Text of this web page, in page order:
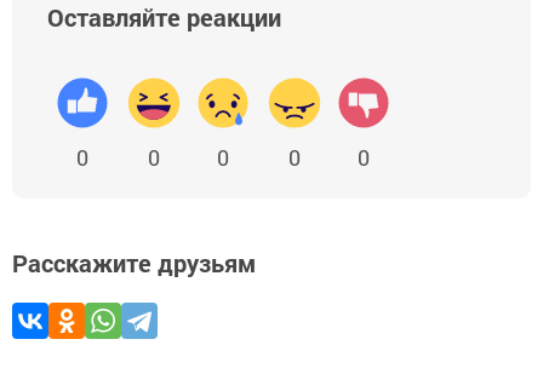
Оставляйте реакции
0 0 0 0 0
Расскажите друзьям